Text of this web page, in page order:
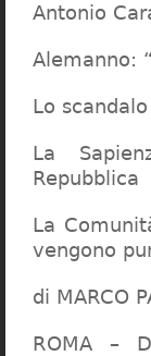
Antonio
Alemanno:
Lo
La
Repubblica
La
vengono
di MARCO
ROMA –